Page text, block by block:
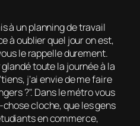
à un planning de travail
à oublier quel jour on est,
le rappelle durement.
toute la journée à la
j’ai envie de me faire
?". Dans le métro vous
cloche, que les gens
en commerce,